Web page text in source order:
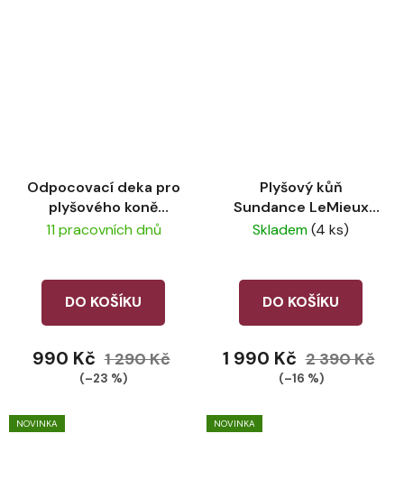
Odpocovací deka pro
plyšového koně
LeMieux Macaron
11 pracovních dnů
DO KOŠÍKU
990 Kč 1 290 Kč
(–23 %)
Plyšový kůň
Sundance LeMieux
Toy Pony
Skladem(4 ks)
DO KOŠÍKU
1 990 Kč 2 390 Kč
(–16 %)
NOVINKA NOVINKA